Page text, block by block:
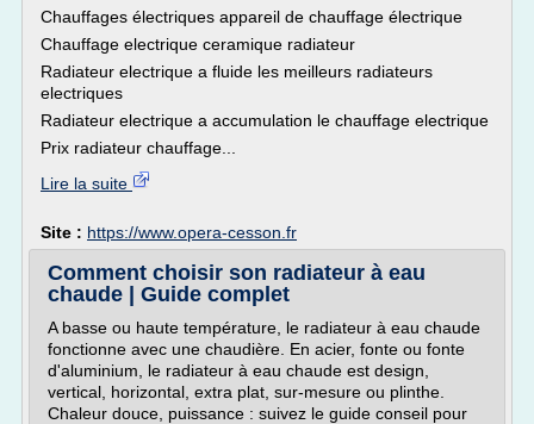
Chauffages électriques appareil de chauffage électrique
Chauffage electrique ceramique radiateur
Radiateur electrique a fluide les meilleurs radiateurs
electriques
Radiateur electrique a accumulation le chauffage electrique
Prix radiateur chauffage...
Lire la suite
Site : https://www.opera-cesson.fr
Comment choisir son radiateur à eau
chaude | Guide complet
A basse ou haute température, le radiateur à eau chaude
fonctionne avec une chaudière. En acier, fonte ou fonte
d'aluminium, le radiateur à eau chaude est design,
vertical, horizontal, extra plat, sur-mesure ou plinthe.
Chaleur douce, puissance : suivez le guide conseil pour